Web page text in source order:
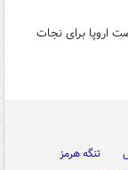
اروپا برای نجات
تنگه هرمز